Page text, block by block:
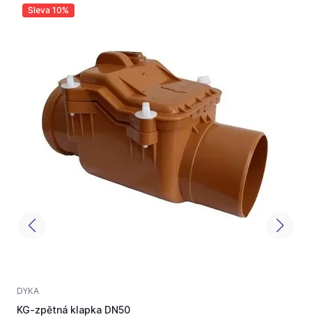
Sleva 10%
DYKA
KG-zpětná klapka DN50